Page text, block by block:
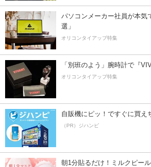
パソコンメーカー社員が本気
選」
オリコンタイアップ特集
「別班のよう」腕時計で『
オリコンタイアップ特集
自販機にピッ！ですぐに買え
（PR）ジハンピ
朝1分貼るだけ！ミルクピー